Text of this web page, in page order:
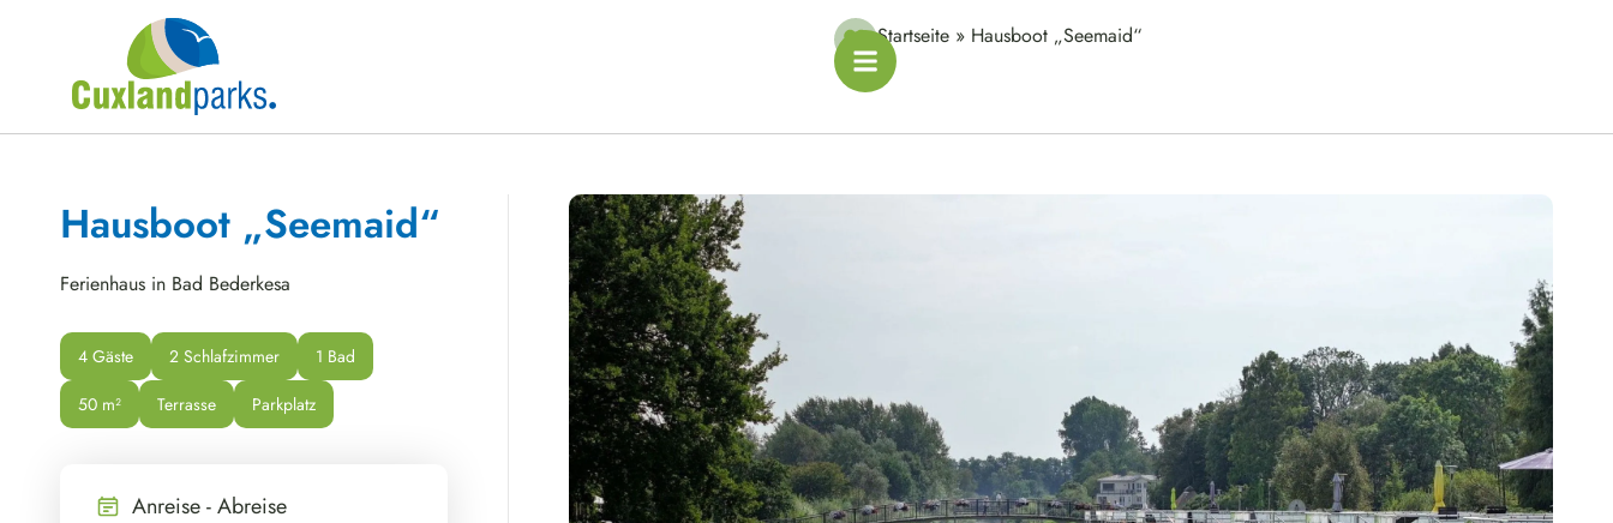
Startseite» Hausboot „Seemaid“
Hausboot „Seemaid“
Ferienhaus in Bad Bederkesa
4 Gäste 2 Schlafzimmer
1 Bad
50 m² Terrasse Parkplatz